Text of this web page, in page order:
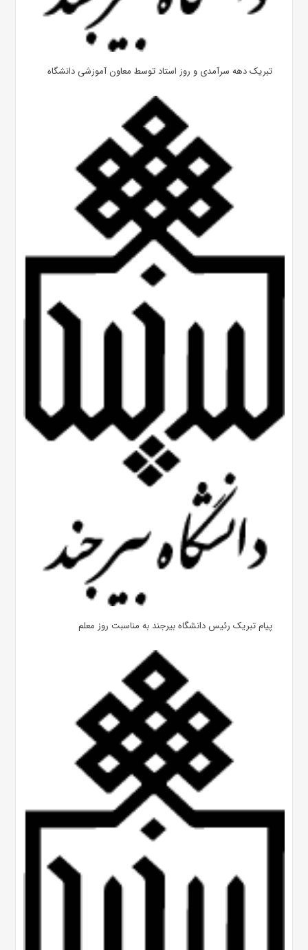
تبریک دهه سرآمدی و روز استاد توسط معاون آموزشی دانشگاه
پیام تبریک رئیس دانشگاه بیرجند به مناسبت روز معلم